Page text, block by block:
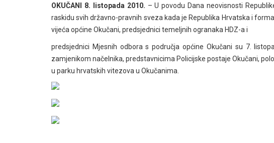
OKUČANI 8. listopada 2010. – U povodu Dana neovisnosti
raskidu svih državno-pravnih sveza kada je Republika Hrvatska i
vijeća općine Okučani, predsjednici temeljnih ogranaka HDZ-a i
predsjednici Mjesnih odbora s područja općine Okučani su 7.
zamjenikom načelnika, predstavnicima Policijske postaje Okučani,
u parku hrvatskih vitezova u Okučanima.